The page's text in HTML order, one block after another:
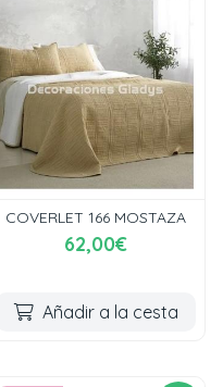
COVERLET 166 MOSTAZA
62,00€
Añadir a la cesta